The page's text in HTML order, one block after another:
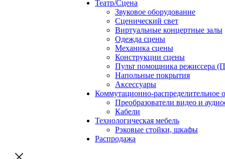
Театр/Сцена
Звуковое оборудование
Сценический свет
Виртуальные концертные залы
Одежда сцены
Механика сцены
Конструкции сцены
Пульт помощника режиссера
Напольные покрытия
Аксессуары
Коммутационно-распределительное
Преобразователи видео и
Кабели
Технологическая мебель
Рэковые стойки, шкафы
Распродажа